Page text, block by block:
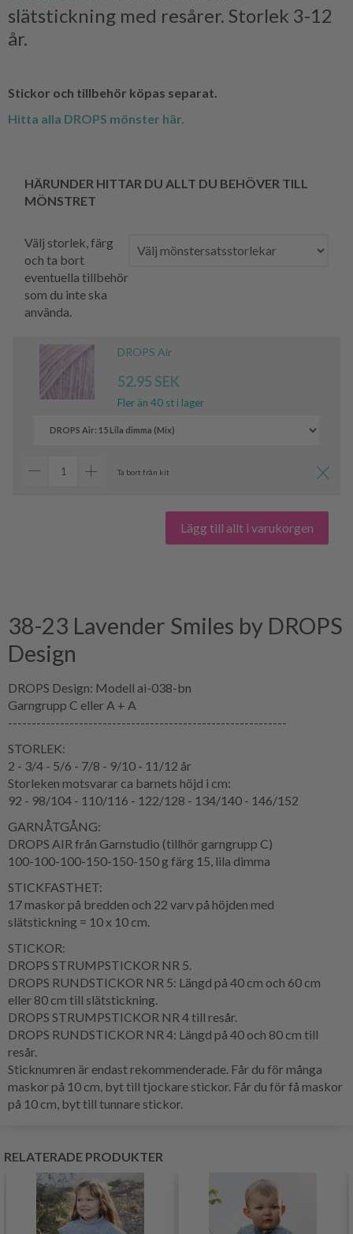
slätstickning med resårer. Storlek 3-12
år.
Stickor och tillbehör köpas separat.
Hitta alla DROPS mönster här.
HÄRUNDER HITTAR DU ALLT DU BEHÖVER TILL
MÖNSTRET
Välj storlek, färg
och ta bort
eventuella tillbehör
som du inte ska
använda.
DROPS Air
52.95 SEK
Fler än 40 st i lager
Ta bort från kit
Lägg till allt i varukorgen
38-23 Lavender Smiles by DROPS
Design
DROPS Design: Modell ai-038-bn
Garngrupp C eller A + A
-----------------------------------------------------------
STORLEK:
2 - 3/4 - 5/6 - 7/8 - 9/10 - 11/12 år
Storleken motsvarar ca barnets höjd i cm:
92 - 98/104 - 110/116 - 122/128 - 134/140 - 146/152
GARNÅTGÅNG:
DROPS AIR från Garnstudio (tillhör garngrupp C)
100-100-100-150-150-150 g färg 15, lila dimma
STICKFASTHET:
17 maskor på bredden och 22 varv på höjden med
slätstickning = 10 x 10 cm.
STICKOR:
DROPS STRUMPSTICKOR NR 5.
DROPS RUNDSTICKOR NR 5: Längd på 40 cm och 60 cm
eller 80 cm till slätstickning.
DROPS STRUMPSTICKOR NR 4 till resår.
DROPS RUNDSTICKOR NR 4: Längd på 40 och 80 cm till
resår.
Sticknumren är endast rekommenderade. Får du för många
maskor på 10 cm, byt till tjockare stickor. Får du för få maskor
på 10 cm, byt till tunnare stickor.
RELATERADE PRODUKTER